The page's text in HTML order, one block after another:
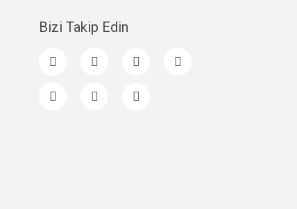
Bizi Takip Edin